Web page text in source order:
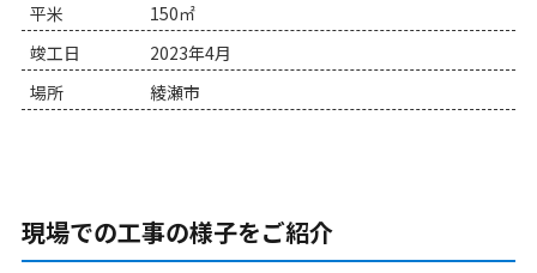
平米
150㎡
竣工日
2023年4月
場所
綾瀬市
現場での工事の様子をご紹介